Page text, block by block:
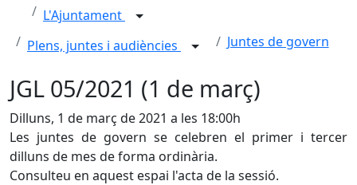
L'Ajuntament
Plens, juntes i audiències
Juntes de govern
JGL 05/2021 (1 de març)
Dilluns, 1 de març de 2021 a les 18:00h
Les juntes de govern se celebren el primer i tercer
dilluns de mes de forma ordinària.
Consulteu en aquest espai l'acta de la sessió.